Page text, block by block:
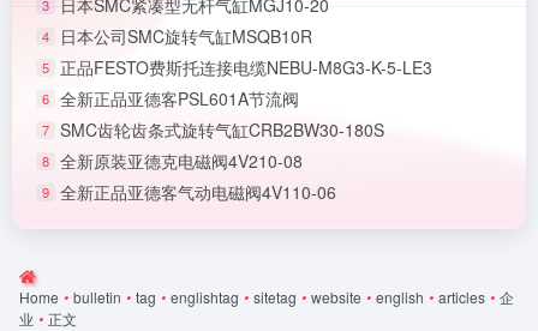
3
4 日本公司SMC旋转气缸MSQB10R
5 正品FESTO费斯托连接电缆NEBU-M8G3-K-5-LE3
6 全新正品亚德客PSL601A节流阀
7 SMC齿轮齿条式旋转气缸CRB2BW30-180S
8 全新原装亚德克电磁阀4V210-08
9 全新正品亚德客气动电磁阀4V110-06
Home • bulletin • tag • englishtag • sitetag • website • english • articles • 企
业 • 正文